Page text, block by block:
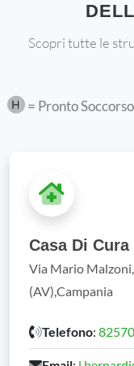
Scopri tutte le
= Pronto Soccorso
Casa Di
Via Mario
(AV),Campania
Telefono: